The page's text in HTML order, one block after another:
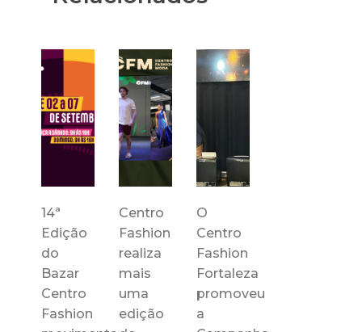
14ª
Edição
do
Bazar
Centro
Fashion
Centro
Fashion
realiza
mais
uma
edição
O
Centro
Fashion
Fortaleza
promoveu
a